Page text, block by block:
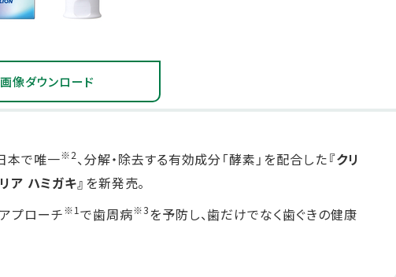
画像ダウンロード
本で唯一※2、分解・除去する有効成分「酵素」を配合した『クリ
ア ハミガキ』 を新発売。
プローチ※1 で歯周病※3を予防し、歯だけでなく歯ぐきの健康